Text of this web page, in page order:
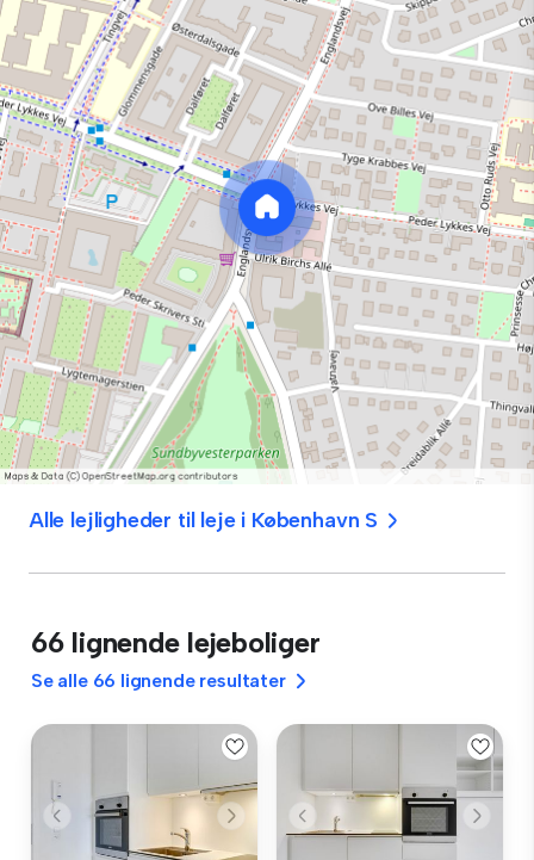
Alle lejligheder til leje i København S
66 lignende lejeboliger
Se alle 66 lignende resultater